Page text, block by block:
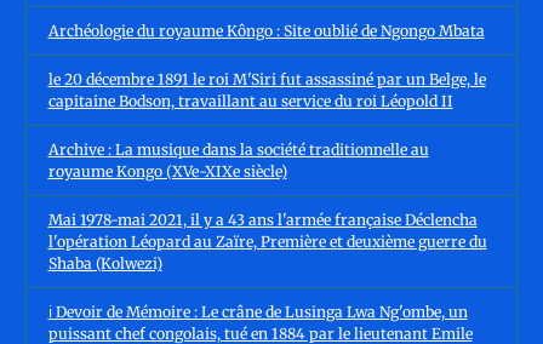
Archéologie du royaume Kôngo : Site oublié de Ngongo Mbata
le 20 décembre 1891 le roi M'Siri fut assassiné par un Belge, le
capitaine Bodson, travaillant au service du roi Léopold II
Archive : La musique dans la société traditionnelle au
royaume Kongo (XVe-XIXe siècle)
Mai 1978-mai 2021, il y a 43 ans l'armée française Déclencha
l'opération Léopard au Zaïre, Première et deuxième guerre du
Shaba (Kolwezi)
ℹ️ Devoir de Mémoire : Le crâne de Lusinga Lwa Ng'ombe, un
puissant chef congolais, tué en 1884 par le lieutenant Emile